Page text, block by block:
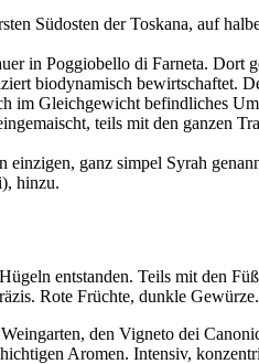
Südosten der Toskana, auf
in Poggiobello di Farneta.
biodynamisch bewirtschaftet.
im Gleichgewicht befindliches
teils mit den ganzen
ganz simpel Syrah
hinzu.
entstanden. Teils mit den
Rote Früchte, dunkle
den Vigneto dei
Aromen. Intensiv,